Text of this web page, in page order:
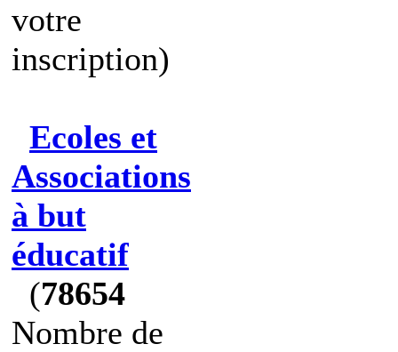
votre
inscription)
Ecoles et
Associations
à but
éducatif
(78654
Nombre de